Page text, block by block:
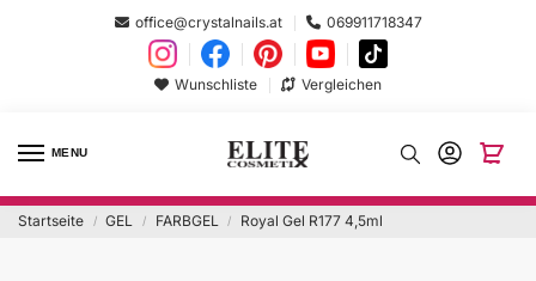
office@crystalnails.at 069911718347
Wunschliste Vergleichen
MENU
Startseite / GEL / FARBGEL / Royal Gel R177 4,5ml